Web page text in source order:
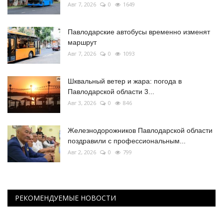
Авг 7, 2026 0 1649
Павлодарские автобусы временно изменят
маршрут
Авг 7, 2026 0 1093
Шквальный ветер и жара: погода в
Павлодарской области 3...
Авг 3, 2026 0 846
Железнодорожников Павлодарской области
поздравили с профессиональным...
Авг 2, 2026 0 799
РЕКОМЕНДУЕМЫЕ НОВОСТИ